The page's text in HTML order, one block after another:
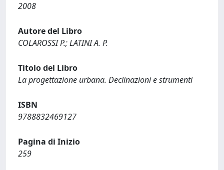
2008
Autore del Libro
COLAROSSI P.; LATINI A. P.
Titolo del Libro
La progettazione urbana. Declinazioni e strumenti
ISBN
9788832469127
Pagina di Inizio
259